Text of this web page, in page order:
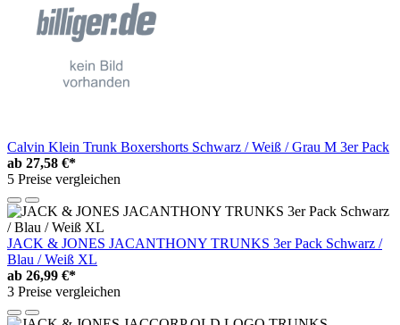
Calvin Klein Trunk Boxershorts Schwarz / Weiß / Grau M 3er Pack
ab 27,58 €*
5 Preise vergleichen
JACK & JONES JACANTHONY TRUNKS 3er Pack Schwarz /
Blau / Weiß XL
ab 26,99 €*
3 Preise vergleichen